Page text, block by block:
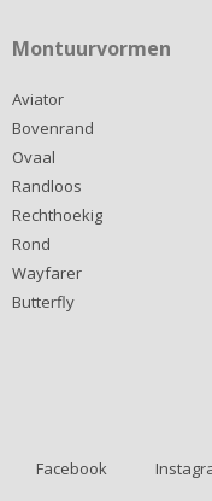
Montuurvormen
Aviator
Bovenrand
Ovaal
Randloos
Rechthoekig
Rond
Wayfarer
Butterfly
Facebook